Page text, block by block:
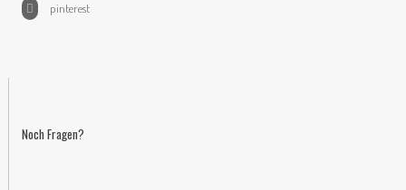
pinterest
Noch Fragen?